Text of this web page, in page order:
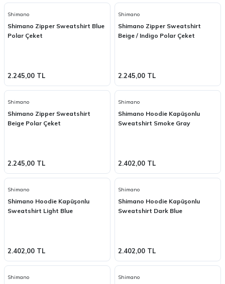
Shimano
Shimano Zipper Sweatshirt Blue
Polar Çeket
2.245,00 TL
Shimano
Shimano Zipper Sweatshirt
Beige / Indigo Polar Çeket
2.245,00 TL
Shimano
Shimano Zipper Sweatshirt
Beige Polar Çeket
2.245,00 TL
Shimano
Shimano Hoodie Kapüşonlu
Sweatshirt Smoke Gray
2.402,00 TL
Shimano
Shimano Hoodie Kapüşonlu
Sweatshirt Light Blue
2.402,00 TL
Shimano
Shimano Hoodie Kapüşonlu
Sweatshirt Dark Blue
2.402,00 TL
Shimano Shimano